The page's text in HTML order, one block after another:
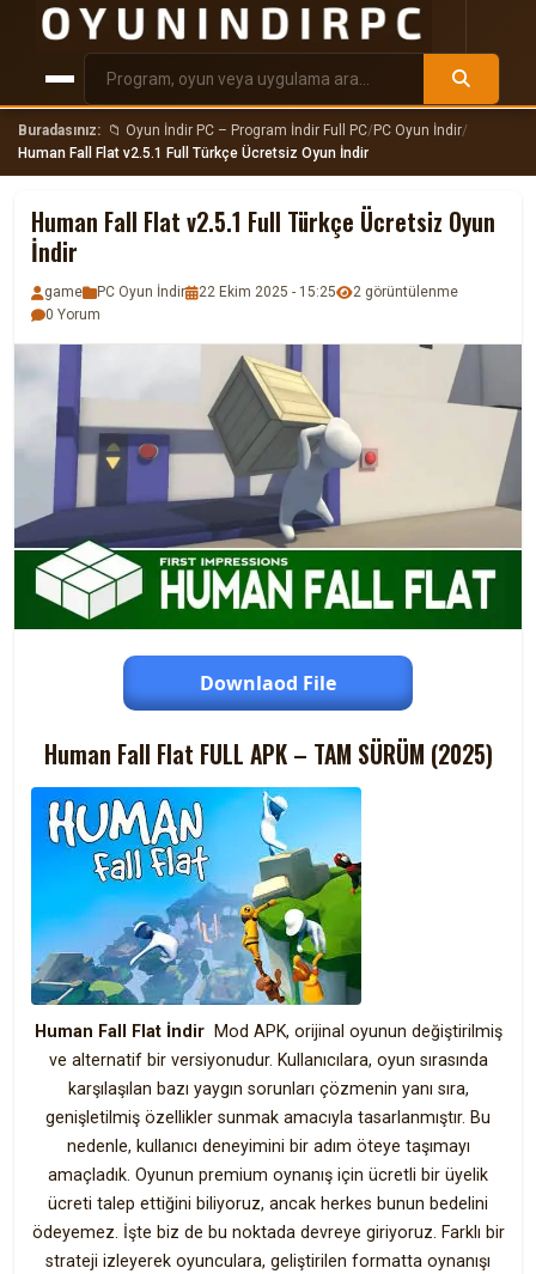
Buradasınız: 📁 Oyun İndir PC – Program İndir Full PC/PC Oyun İndir/
Human Fall Flat v2.5.1 Full Türkçe Ücretsiz Oyun İndir
Human Fall Flat v2.5.1 Full Türkçe Ücretsiz Oyun
İndir
game PC Oyun İndir 22 Ekim 2025 - 15:25
2 görüntülenme
0 Yorum
Downlaod File
Human Fall Flat FULL APK – TAM SÜRÜM (2025)
Human Fall Flat İndir
Mod APK, orijinal oyunun değiştirilmiş
ve alternatif bir versiyonudur. Kullanıcılara, oyun sırasında
karşılaşılan bazı yaygın sorunları çözmenin yanı sıra,
genişletilmiş özellikler sunmak amacıyla tasarlanmıştır. Bu
nedenle, kullanıcı deneyimini bir adım öteye taşımayı
amaçladık. Oyunun premium oynanış için ücretli bir üyelik
ücreti talep ettiğini biliyoruz, ancak herkes bunun bedelini
ödeyemez. İşte biz de bu noktada devreye giriyoruz. Farklı bir
strateji izleyerek oyunculara, geliştirilen formatta oynanışı